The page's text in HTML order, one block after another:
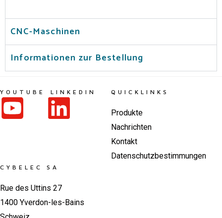
CNC-Maschinen
Informationen zur Bestellung
CYBELEC SA
Rue des Uttins 27
1400 Yverdon-les-Bains
QUICKLINKS
Produkte
Nachrichten
Kontakt
Datenschutzbestimmungen
YOUTUBE LINKEDIN